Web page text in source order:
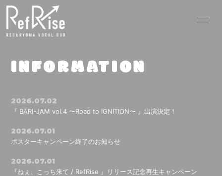
SCHEDULE PROFILE
PICK UP VIDEO
BLOG RADIO
Q&A
INFORMATION
2026.07.02
『 BARI-JAM vol.4 〜Road to IGNITION〜 』出演決定！
2026.07.01
ポスターキャンペーン終了のお知らせ
2026.07.01
『ねぇ、こっち来て / RefRise 』リリース記念再生キャンペーン